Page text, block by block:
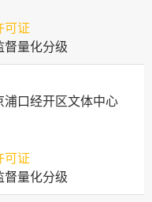
可证
督量化分级
浦口经开区文体中心
可证
督量化分级